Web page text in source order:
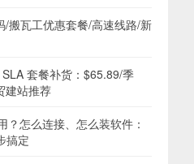
搬瓦工优惠套餐/高速线路/新
套餐补货：$65.89/季
建站推荐
怎么连接、怎么装软件：
搞定